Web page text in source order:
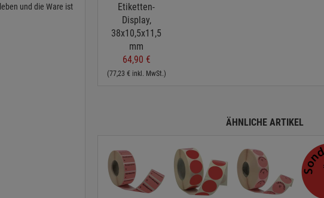
und die Ware ist
Etiketten-
Display,
38x10,5x11,5
mm
64,90 €
(77,23 € inkl. MwSt.)
ÄHNLICHE ARTIKEL